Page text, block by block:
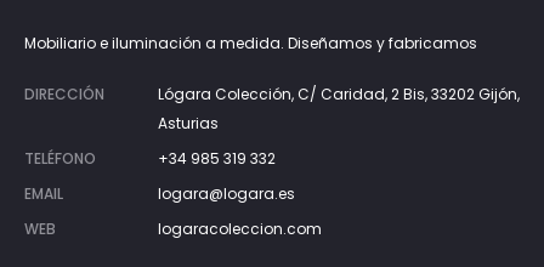
Mobiliario e iluminación a medida. Diseñamos y fabricamos
DIRECCIÓN
Lógara Colección, C/ Caridad, 2 Bis, 33202 Gijón,
Asturias
TELÉFONO
+34 985 319 332
EMAIL
logara@logara.es
WEB
logaracoleccion.com